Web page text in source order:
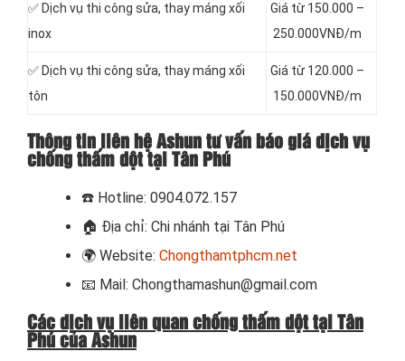
✅ Dịch vụ thi công sửa, thay máng xối
inox
Giá từ 150.000 –
250.000VNĐ/m
✅ Dịch vụ thi công sửa, thay máng xối
tôn
Giá từ 120.000 –
150.000VNĐ/m
Thông tin liên hệ Ashun tư vấn báo giá dịch vụ
chống thấm dột tại Tân Phú
☎️ Hotline: 0904.072.157
🏠 Địa chỉ: Chi nhánh tại Tân Phú
🌍 Website: Chongthamtphcm.net
📧 Mail: Chongthamashun@gmail.com
Các dịch vụ liên quan chống thấm dột tại Tân
Phú của Ashun